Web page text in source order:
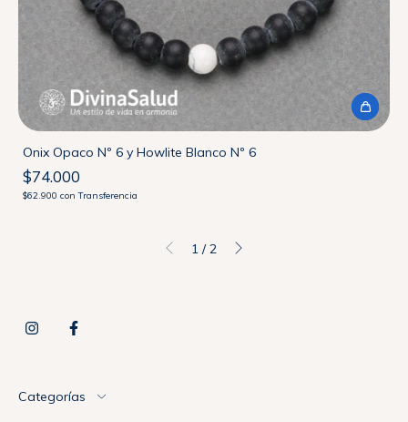
Onix Opaco Nº 6 y Howlite Blanco Nº 6
$74.000
$62.900 con Transferencia
1 / 2
Categorías